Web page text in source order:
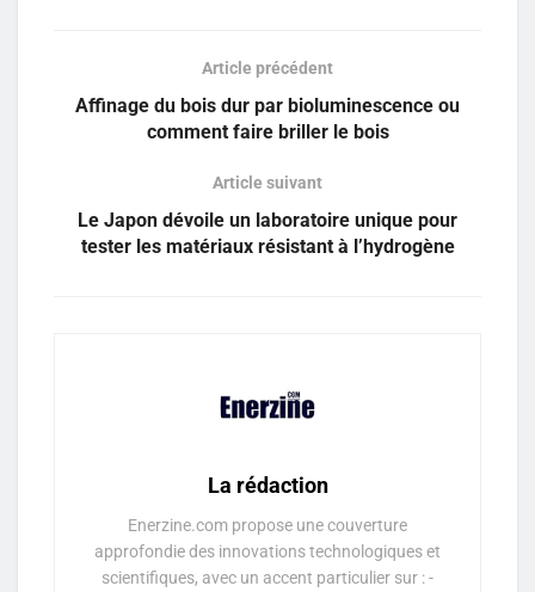
Article précédent
Affinage du bois dur par bioluminescence ou
comment faire briller le bois
Article suivant
Le Japon dévoile un laboratoire unique pour
tester les matériaux résistant à l’hydrogène
La rédaction
Enerzine.com propose une couverture
approfondie des innovations technologiques et
scientifiques, avec un accent particulier sur : -